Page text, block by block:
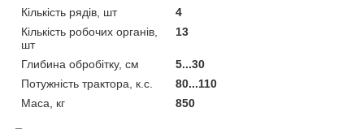
Кількість рядів, шт
4
Кількість робочих органів,
шт
13
Глибина обробітку, см
5...30
Потужність трактора, к.с.
80...110
Маса, кг
850